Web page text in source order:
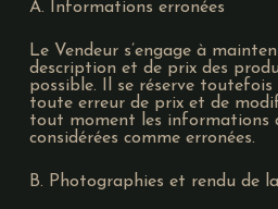
A. Informations erronées
Le Vendeur s’engage à
description et de prix des
possible. Il se réserve
toute erreur de prix et de
tout moment les informations
considérées comme erronées.
B. Photographies et rendu de